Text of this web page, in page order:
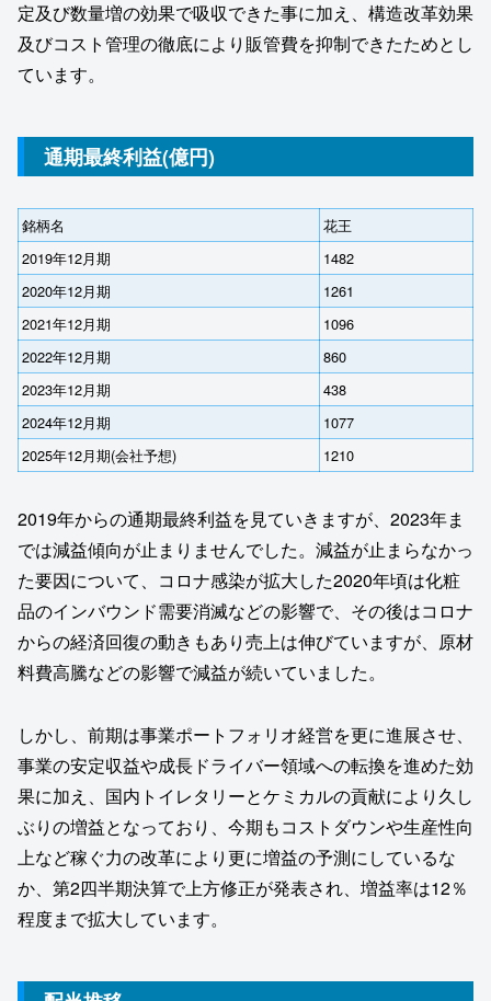
定及び数量増の効果で吸収できた事に加え、構造改革効果
及びコスト管理の徹底により販管費を抑制できたためとし
ています。
通期最終利益(億円)
銘柄名
花王
2019年12月期
1482
2020年12月期
1261
2021年12月期
1096
2022年12月期
860
2023年12月期
438
2024年12月期
1077
2025年12月期(会社予想)
1210
2019年からの通期最終利益を見ていきますが、2023年ま
では減益傾向が止まりませんでした。減益が止まらなかっ
た要因について、コロナ感染が拡大した2020年頃は化粧
品のインバウンド需要消滅などの影響で、その後はコロナ
からの経済回復の動きもあり売上は伸びていますが、原材
料費高騰などの影響で減益が続いていました。
しかし、前期は事業ポートフォリオ経営を更に進展させ、
事業の安定収益や成長ドライバー領域への転換を進めた効
果に加え、国内トイレタリーとケミカルの貢献により久し
ぶりの増益となっており、今期もコストダウンや生産性向
上など稼ぐ力の改革により更に増益の予測にしているな
か、第2四半期決算で上方修正が発表され、増益率は12％
程度まで拡大しています。